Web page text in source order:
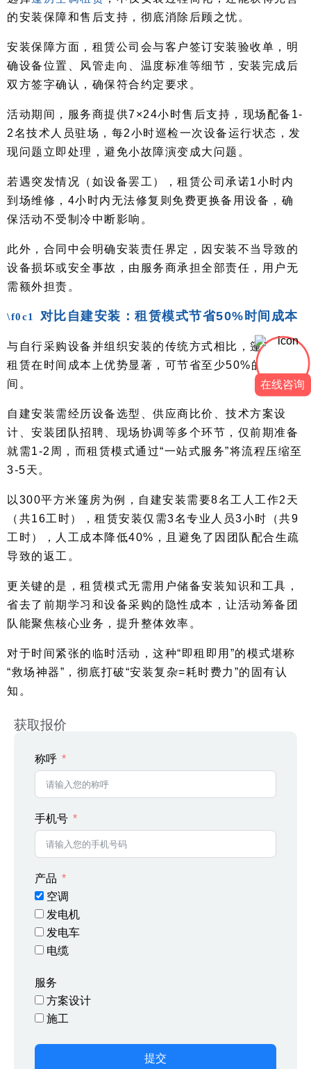
的安装保障和售后支持，彻底消除后顾之忧。
安装保障方面，租赁公司会与客户签订安装验收单，明
确设备位置、风管走向、温度标准等细节，安装完成后
双方签字确认，确保符合约定要求。
活动期间，服务商提供7×24小时售后支持，现场配备1-
2名技术人员驻场，每2小时巡检一次设备运行状态，发
现问题立即处理，避免小故障演变成大问题。
若遇突发情况（如设备罢工），租赁公司承诺1小时内
到场维修，4小时内无法修复则免费更换备用设备，确
保活动不受制冷中断影响。
此外，合同中会明确安装责任界定，因安装不当导致的
设备损坏或安全事故，由服务商承担全部责任，用户无
需额外担责。
对比自建安装：租赁模式节省50%时间成本
与自行采购设备并组织安装的传统方式相比，篷房空调
租赁在时间成本上优势显著，可节省至少50%的筹备时
间。
自建安装需经历设备选型、供应商比价、技术方案设
计、安装团队招聘、现场协调等多个环节，仅前期准备
就需1-2周，而租赁模式通过“一站式服务”将流程压缩至
3-5天。
以300平方米篷房为例，自建安装需要8名工人工作2天
（共16工时），租赁安装仅需3名专业人员3小时（共9
工时），人工成本降低40%，且避免了因团队配合生疏
导致的返工。
更关键的是，租赁模式无需用户储备安装知识和工具，
省去了前期学习和设备采购的隐性成本，让活动筹备团
队能聚焦核心业务，提升整体效率。
对于时间紧张的临时活动，这种“即租即用”的模式堪称
“救场神器”，彻底打破“安装复杂=耗时费力”的固有认
知。
获取报价
称呼
手机号
产品
空调
发电机
发电车
电缆
服务
方案设计
施工
提交
在线咨询